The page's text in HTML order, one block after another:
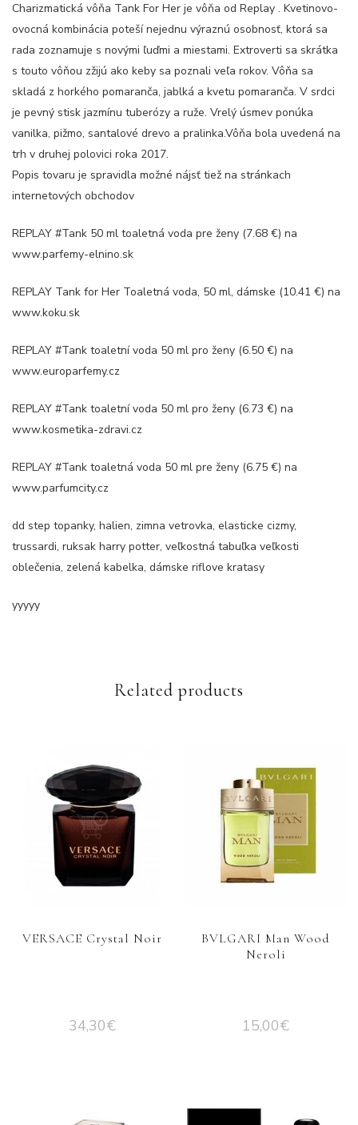
Charizmatická vôňa Tank For Her je vôňa od Replay . Kvetinovo-
ovocná kombinácia poteší nejednu výraznú osobnosť, ktorá sa
rada zoznamuje s novými ľuďmi a miestami. Extroverti sa skrátka
s touto vôňou zžijú ako keby sa poznali veľa rokov. Vôňa sa
skladá z horkého pomaranča, jablká a kvetu pomaranča. V srdci
je pevný stisk jazmínu tuberózy a ruže. Vrelý úsmev ponúka
vanilka, pižmo, santalové drevo a pralinka.Vôňa bola uvedená na
trh v druhej polovici roka 2017.
Popis tovaru je spravidla možné nájsť tiež na stránkach
internetových obchodov
REPLAY #Tank 50 ml toaletná voda pre ženy (7.68 €) na
www.parfemy-elnino.sk
REPLAY Tank for Her Toaletná voda, 50 ml, dámske (10.41 €) na
www.koku.sk
REPLAY #Tank toaletní voda 50 ml pro ženy (6.50 €) na
www.europarfemy.cz
REPLAY #Tank toaletní voda 50 ml pro ženy (6.73 €) na
www.kosmetika-zdravi.cz
REPLAY #Tank toaletná voda 50 ml pre ženy (6.75 €) na
www.parfumcity.cz
dd step topanky, halien, zimna vetrovka, elasticke cizmy,
trussardi, ruksak harry potter, veľkostná tabuľka veľkosti
oblečenia, zelená kabelka, dámske riflove kratasy
yyyyy
Related products
VERSACE Crystal Noir
34,30€
BVLGARI Man Wood
Neroli
15,00€